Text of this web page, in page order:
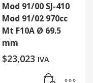
Mod 91/00 SJ-410
Mod 91/02 970cc
Mt F10A Ø 69.5
mm
$23,023 IVA